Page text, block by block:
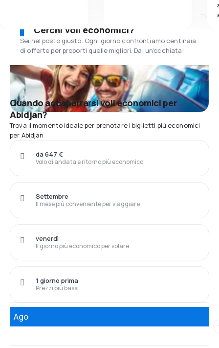
Cerchi voli economici?
Sei nel posto giusto. Ogni giorno confrontiamo centinaia
di offerte per proporti quelle migliori. Dai un'occhiata!
Quando accaparrarsi voli economici per
Abidjan?
Trova il momento ideale per prenotare i biglietti più economici
per Abidjan
Volo di andata e ritorno più economico
da 647 €
Il mese più conveniente per viaggiare
Settembre
Il giorno più economico per volare
venerdì
Prezzi più bassi
1 giorno prima
Ago